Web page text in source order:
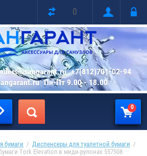
0
+7(812)701-02-94
Пн-Пт 9.00 - 18.00
0
бумаги
  /
Диспенсеры для туалетной бумаги
  /
Tork Elevation в миди-рулонах 557508